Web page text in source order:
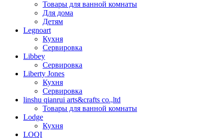
Товары для ванной комнаты
Для дома
Детям
Legnoart
Кухня
Сервировка
Libbey
Сервировка
Liberty Jones
Кухня
Сервировка
linshu qianrui arts&crafts co.,ltd
Товары для ванной комнаты
Lodge
Кухня
LOQI